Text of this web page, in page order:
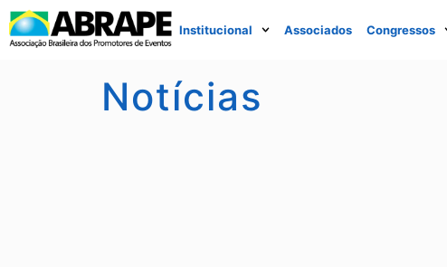
Institucional Associados Congressos
Notícias